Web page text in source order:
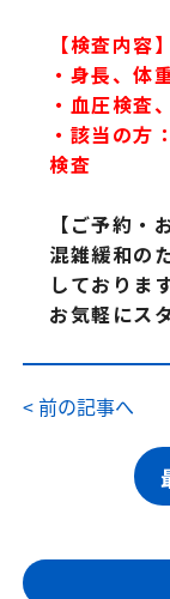
【検査内容】
・身長、体
・血圧検査
・該当の方
検査
【ご予約・
混雑緩和の
しておりま
お気軽にス
< 前の記事へ